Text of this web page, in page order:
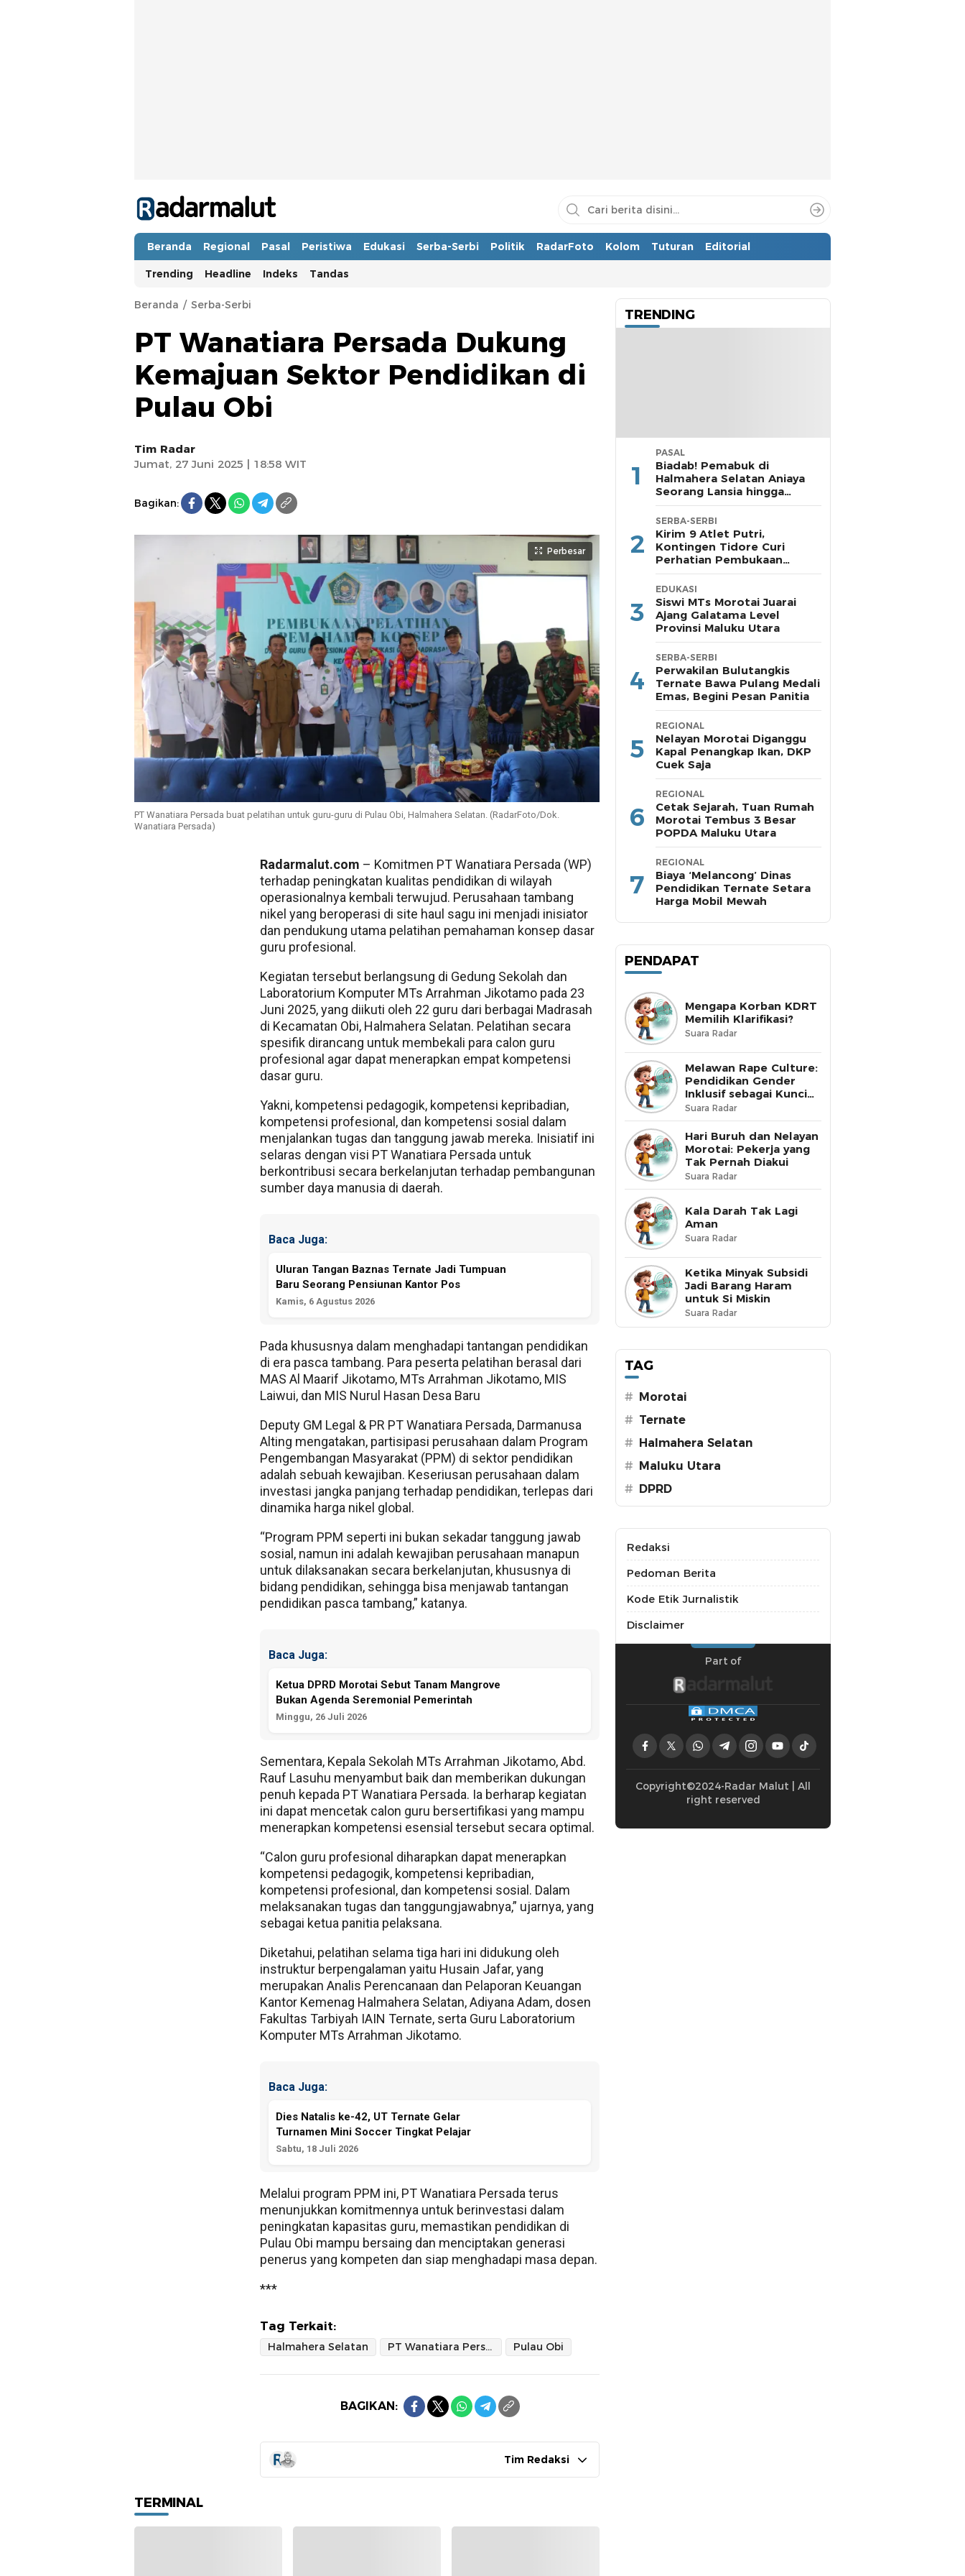
Radar Malut
Bacaan Nyindir
Beranda Regional Pasal Peristiwa Edukasi Serba-Serbi Politik RadarFoto Kolom Tuturan Editorial
Trending Headline Indeks Tandas
Beranda Serba-Serbi
PT Wanatiara Persada Dukung
Kemajuan Sektor Pendidikan di
Pulau Obi
Tim Radar
Jumat, 27 Juni 2025 | 18:58 WIT
Bagikan:
Perbesar
PT Wanatiara Persada buat pelatihan untuk guru-guru di Pulau Obi, Halmahera Selatan. (RadarFoto/Dok.
Wanatiara Persada)
Radarmalut.com – Komitmen PT Wanatiara Persada (WP)
terhadap peningkatan kualitas pendidikan di wilayah
operasionalnya kembali terwujud. Perusahaan tambang
nikel yang beroperasi di site haul sagu ini menjadi inisiator
dan pendukung utama pelatihan pemahaman konsep dasar
guru profesional.
Kegiatan tersebut berlangsung di Gedung Sekolah dan
Laboratorium Komputer MTs Arrahman Jikotamo pada 23
Juni 2025, yang diikuti oleh 22 guru dari berbagai Madrasah
di Kecamatan Obi, Halmahera Selatan. Pelatihan secara
spesifik dirancang untuk membekali para calon guru
profesional agar dapat menerapkan empat kompetensi
dasar guru.
Yakni, kompetensi pedagogik, kompetensi kepribadian,
kompetensi profesional, dan kompetensi sosial dalam
menjalankan tugas dan tanggung jawab mereka. Inisiatif ini
selaras dengan visi PT Wanatiara Persada untuk
berkontribusi secara berkelanjutan terhadap pembangunan
sumber daya manusia di daerah.
Baca Juga:
Uluran Tangan Baznas Ternate Jadi Tumpuan
Baru Seorang Pensiunan Kantor Pos
Kamis, 6 Agustus 2026
Pada khususnya dalam menghadapi tantangan pendidikan
di era pasca tambang. Para peserta pelatihan berasal dari
MAS Al Maarif Jikotamo, MTs Arrahman Jikotamo, MIS
Laiwui, dan MIS Nurul Hasan Desa Baru
Deputy GM Legal & PR PT Wanatiara Persada, Darmanusa
Alting mengatakan, partisipasi perusahaan dalam Program
Pengembangan Masyarakat (PPM) di sektor pendidikan
adalah sebuah kewajiban. Keseriusan perusahaan dalam
investasi jangka panjang terhadap pendidikan, terlepas dari
dinamika harga nikel global.
“Program PPM seperti ini bukan sekadar tanggung jawab
sosial, namun ini adalah kewajiban perusahaan manapun
untuk dilaksanakan secara berkelanjutan, khususnya di
bidang pendidikan, sehingga bisa menjawab tantangan
pendidikan pasca tambang,” katanya.
Baca Juga:
Ketua DPRD Morotai Sebut Tanam Mangrove
Bukan Agenda Seremonial Pemerintah
Minggu, 26 Juli 2026
Sementara, Kepala Sekolah MTs Arrahman Jikotamo, Abd.
Rauf Lasuhu menyambut baik dan memberikan dukungan
penuh kepada PT Wanatiara Persada. Ia berharap kegiatan
ini dapat mencetak calon guru bersertifikasi yang mampu
menerapkan kompetensi esensial tersebut secara optimal.
“Calon guru profesional diharapkan dapat menerapkan
kompetensi pedagogik, kompetensi kepribadian,
kompetensi profesional, dan kompetensi sosial. Dalam
melaksanakan tugas dan tanggungjawabnya,” ujarnya, yang
sebagai ketua panitia pelaksana.
Diketahui, pelatihan selama tiga hari ini didukung oleh
instruktur berpengalaman yaitu Husain Jafar, yang
merupakan Analis Perencanaan dan Pelaporan Keuangan
Kantor Kemenag Halmahera Selatan, Adiyana Adam, dosen
Fakultas Tarbiyah IAIN Ternate, serta Guru Laboratorium
Komputer MTs Arrahman Jikotamo.
Baca Juga:
Dies Natalis ke-42, UT Ternate Gelar
Turnamen Mini Soccer Tingkat Pelajar
Sabtu, 18 Juli 2026
Melalui program PPM ini, PT Wanatiara Persada terus
menunjukkan komitmennya untuk berinvestasi dalam
peningkatan kapasitas guru, memastikan pendidikan di
Pulau Obi mampu bersaing dan menciptakan generasi
penerus yang kompeten dan siap menghadapi masa depan.
***
Tag Terkait:
Halmahera Selatan PT Wanatiara Persada Pulau Obi
BAGIKAN:
Tim Redaksi
TERMINAL
TRENDING
1
PASAL
Biadab! Pemabuk di
Halmahera Selatan Aniaya
Seorang Lansia hingga
Cacat, Polisi Diamkan
Laporan
2
SERBA-SERBI
Kirim 9 Atlet Putri,
Kontingen Tidore Curi
Perhatian Pembukaan
POPDA di Morotai
3
EDUKASI
Siswi MTs Morotai Juarai
Ajang Galatama Level
Provinsi Maluku Utara
4
SERBA-SERBI
Perwakilan Bulutangkis
Ternate Bawa Pulang Medali
Emas, Begini Pesan Panitia
5
REGIONAL
Nelayan Morotai Diganggu
Kapal Penangkap Ikan, DKP
Cuek Saja
6
REGIONAL
Cetak Sejarah, Tuan Rumah
Morotai Tembus 3 Besar
POPDA Maluku Utara
7
REGIONAL
Biaya ‘Melancong’ Dinas
Pendidikan Ternate Setara
Harga Mobil Mewah
PENDAPAT
Mengapa Korban KDRT
Memilih Klarifikasi?
Suara Radar
Melawan Rape Culture:
Pendidikan Gender
Inklusif sebagai Kunci
Perubahan
Suara Radar
Hari Buruh dan Nelayan
Morotai: Pekerja yang
Tak Pernah Diakui
Suara Radar
Kala Darah Tak Lagi
Aman
Suara Radar
Ketika Minyak Subsidi
Jadi Barang Haram
untuk Si Miskin
Suara Radar
TAG
#
Morotai
# Ternate
#
Halmahera Selatan
#
Maluku Utara
#
DPRD
Redaksi
Pedoman Berita
Kode Etik Jurnalistik
Disclaimer
Part of
Copyright©2024-Radar Malut | All
right reserved